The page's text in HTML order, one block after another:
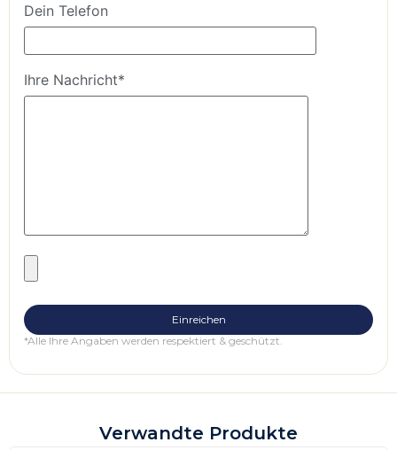
Dein Telefon
Ihre Nachricht*
*Alle Ihre Angaben werden respektiert & geschützt.
Verwandte Produkte